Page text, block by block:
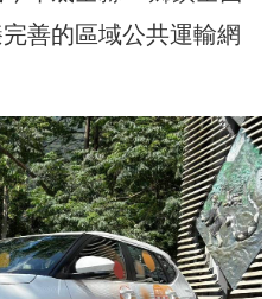
善的區域公共運輸網